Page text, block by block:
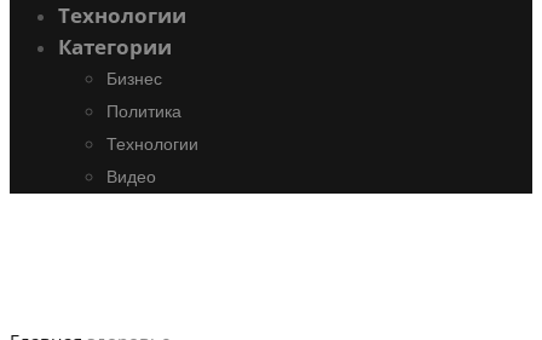
Технологии
Категории
Бизнес
Политика
Технологии
Видео